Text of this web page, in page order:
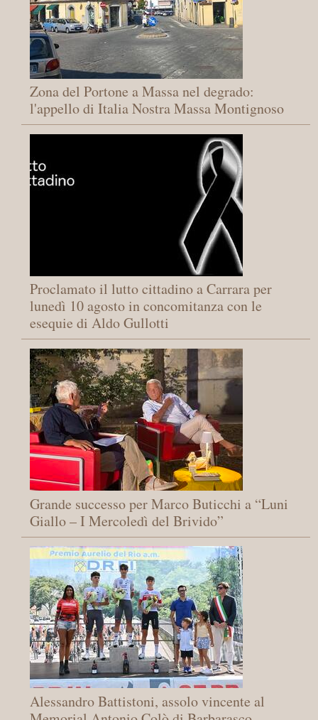
Zona del Portone a Massa nel degrado:
l'appello di Italia Nostra Massa Montignoso
Proclamato il lutto cittadino a Carrara per
lunedì 10 agosto in concomitanza con le
esequie di Aldo Gullotti
Grande successo per Marco Buticchi a “Luni
Giallo – I Mercoledì del Brivido”
Alessandro Battistoni, assolo vincente al